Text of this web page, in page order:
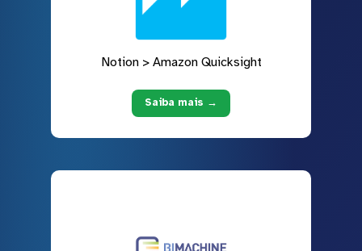
Notion > Amazon Quicksight
Saiba mais →